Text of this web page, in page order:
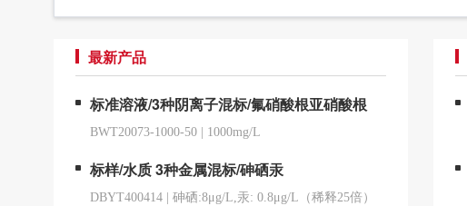
最新产品
标准溶液/3种阴离子混标/氟硝酸根亚硝酸根
BWT20073-1000-50 1000mg/L
标样/水质 3种金属混标/砷硒汞
DBYT400414 砷硒:8μg/L,汞: 0.8μg/L（稀释25倍）